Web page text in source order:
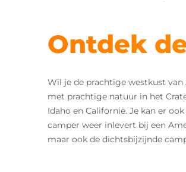
Ontdek
Wil je de prachtige westkust
met prachtige natuur in het
Idaho en Californië. Je kan er
camper weer inlevert bij een
maar ook de dichtsbijzijnde